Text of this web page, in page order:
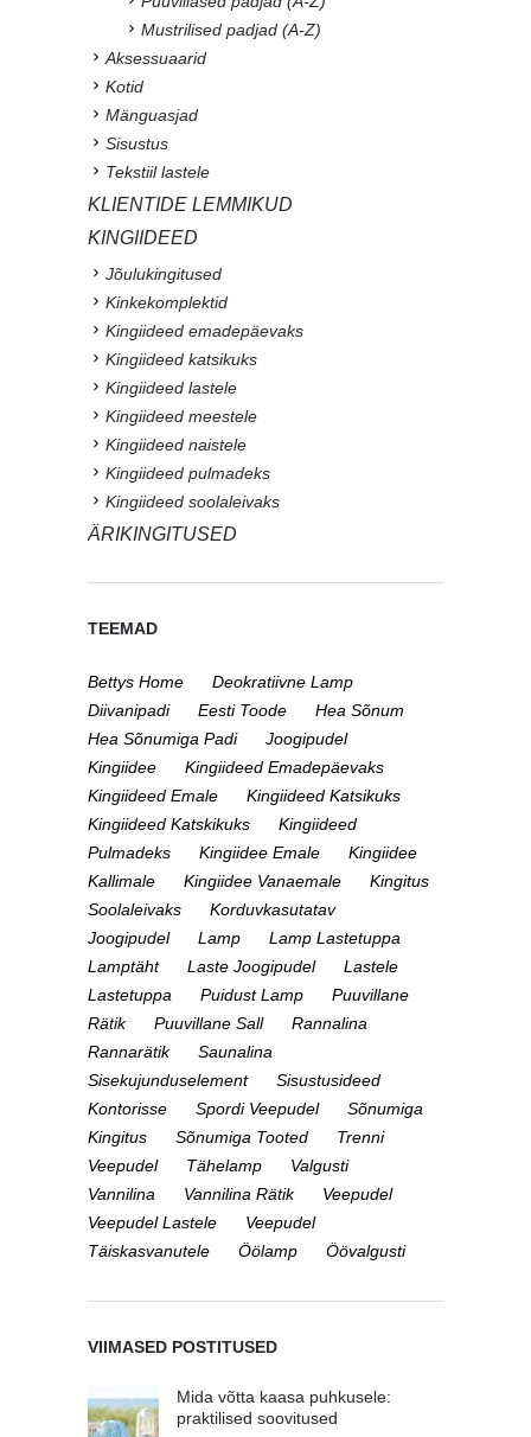
Mustrilised padjad (A-Z)
Aksessuaarid
Kotid
Mänguasjad
Sisustus
Tekstiil lastele
KLIENTIDE LEMMIKUD
KINGIIDEED
Jõulukingitused
Kinkekomplektid
Kingiideed emadepäevaks
Kingiideed katsikuks
Kingiideed lastele
Kingiideed meestele
Kingiideed naistele
Kingiideed pulmadeks
Kingiideed soolaleivaks
ÄRIKINGITUSED
TEEMAD
Bettys Home
Deokratiivne Lamp
Diivanipadi
Eesti Toode
Hea Sõnum
Hea Sõnumiga Padi
Joogipudel
Kingiidee
Kingiideed Emadepäevaks
Kingiideed Emale
Kingiideed Katsikuks
Kingiideed Katskikuks
Kingiideed
Pulmadeks
Kingiidee Emale
Kingiidee
Kallimale
Kingiidee Vanaemale
Kingitus
Soolaleivaks
Korduvkasutatav
Joogipudel
Lamp
Lamp Lastetuppa
Lamptäht
Laste Joogipudel
Lastele
Lastetuppa
Puidust Lamp
Puuvillane
Rätik
Puuvillane Sall
Rannalina
Rannarätik
Saunalina
Sisekujunduselement
Sisustusideed
Kontorisse
Spordi Veepudel
Sõnumiga
Kingitus
Sõnumiga Tooted
Trenni
Veepudel
Tähelamp
Valgusti
Vannilina
Vannilina Rätik
Veepudel
Veepudel Lastele
Veepudel
Täiskasvanutele
Öölamp Öövalgusti
VIIMASED POSTITUSED
Mida võtta kaasa puhkusele:
praktilised soovitused